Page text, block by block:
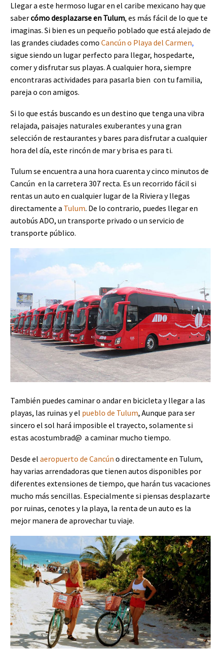
Llegar a este hermoso lugar en el caribe mexicano hay que
sabercómo desplazarse en Tulum, es más fácil de lo que te
imaginas. Si bien es un pequeño poblado que está alejado de
las grandes ciudades como Cancún o Playa del Carmen,
sigue siendo un lugar perfecto para llegar, hospedarte,
comer y disfrutar sus playas. A cualquier hora, siempre
encontraras actividades para pasarla bien con tu familia,
pareja o con amigos.
Si lo que estás buscando es un destino que tenga una vibra
relajada, paisajes naturales exuberantes y una gran
selección de restaurantes y bares para disfrutar a cualquier
hora del día, este rincón de mar y brisa es para ti.
Tulum se encuentra a una hora cuarenta y cinco minutos de
Cancún en la carretera 307 recta. Es un recorrido fácil si
rentas un auto en cualquier lugar de la Riviera y llegas
directamente a Tulum. De lo contrario, puedes llegar en
autobús ADO, un transporte privado o un servicio de
transporte público.
También puedes caminar o andar en bicicleta y llegar a las
playas, las ruinas y el pueblo de Tulum, Aunque para ser
sincero el sol hará imposible el trayecto, solamente si
estas acostumbrad@ a caminar mucho tiempo.
Desde el aeropuerto de Cancún o directamente en Tulum,
hay varias arrendadoras que tienen autos disponibles por
diferentes extensiones de tiempo, que harán tus vacaciones
mucho más sencillas. Especialmente si piensas desplazarte
por ruinas, cenotes y la playa, la renta de un auto es la
mejor manera de aprovechar tu viaje.